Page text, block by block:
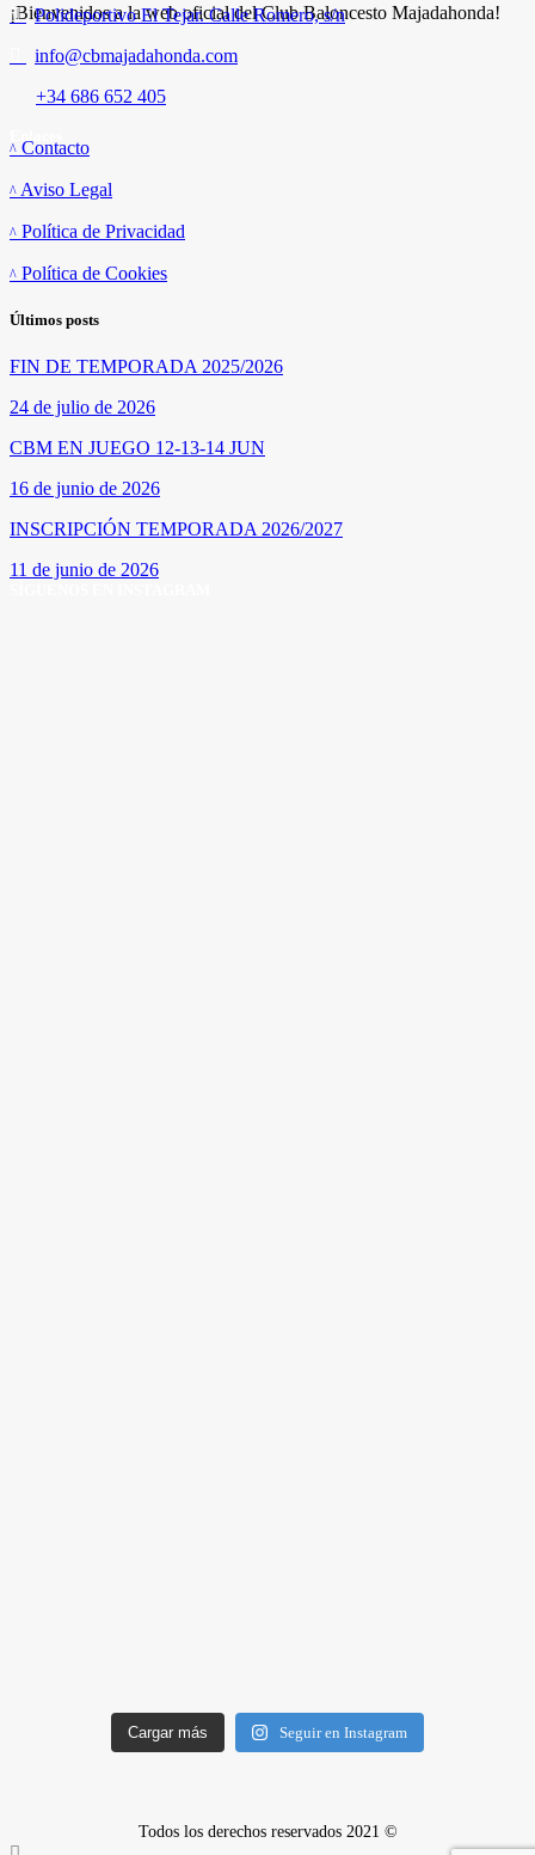
¡Bienvenidos a la web oficial del Club Baloncesto Majadahonda!
Polideportivo El Tejar. Calle Romero, s/n
info@cbmajadahonda.com
+34 686 652 405
Contacto
Aviso Legal
Política de Privacidad
Política de Cookies
Últimos posts
FIN DE TEMPORADA 2025/2026
24 de julio de 2026
CBM EN JUEGO 12-13-14 JUN
16 de junio de 2026
INSCRIPCIÓN TEMPORADA 2026/2027
11 de junio de 2026
Cargar más Seguir en Instagram
Todos los derechos reservados 2021 ©